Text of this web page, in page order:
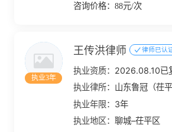
咨询价格：88元/次
执业3年
王传洪律师 律师已认
执业资质： 2026.08.10已
执业律所： 山东鲁冠（茌
执业年限： 3年
执业地区：聊城–茌平区